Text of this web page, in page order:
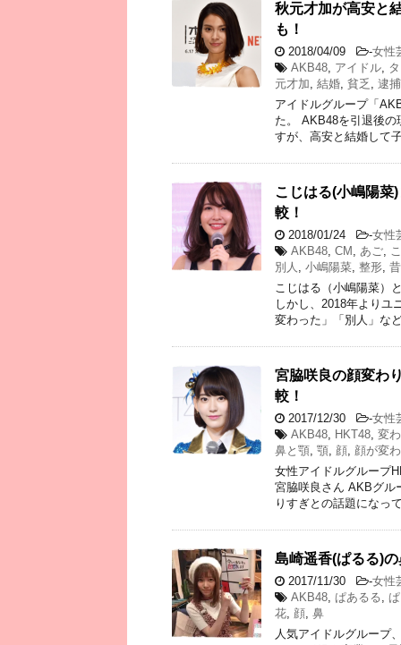
秋元才加が高安と
も！
2018/04/09 -女性
AKB48, アイドル,
元才加, 結婚, 貧乏 , 逮捕
アイドルグループ「
た。 AKB48を引退後の
すが、高安と結婚して
こじはる(小嶋陽菜
較！
2018/01/24 -女性
AKB48, CM , あご,
別人 , 小嶋陽菜, 整形,
こじはる（小嶋陽菜）
しかし、2018年よりユ
変わった」「別人」な
宮脇咲良の顔変わ
較！
2017/12/30 -女性
AKB48, HKT48, 変
鼻と顎, 顎, 顔, 顔が変
女性アイドルグループ
宮脇咲良さん AKBグル
りすぎとの話題になっ
島崎遥香(ぱるる)
2017/11/30 -女性
AKB48, ぱあるる,
花, 顔, 鼻
人気アイドルグループ